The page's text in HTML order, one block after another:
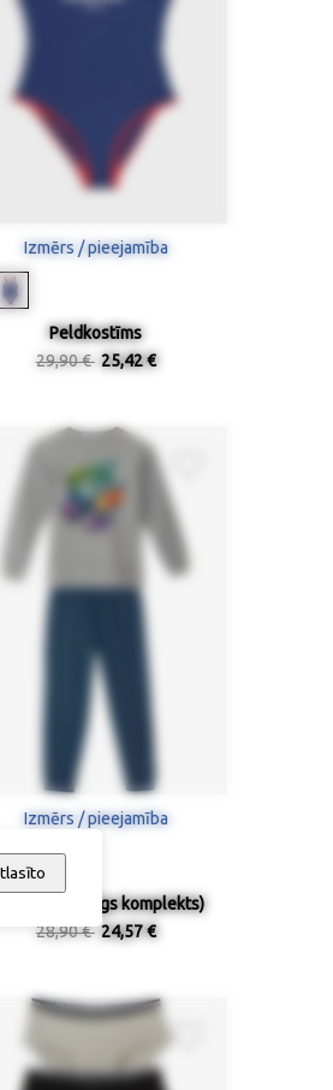
Izmērs / pieejamība
Peldkostīms
29,90 € 25,42 €
Izmērs / pieejamība
(2-daļīgs komplekts)
28,90 € 24,57 €